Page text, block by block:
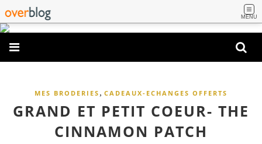
MENU
MES BRODERIES , CADEAUX-ECHANGES OFFERTS
GRAND ET PETIT COEUR- THE
CINNAMON PATCH